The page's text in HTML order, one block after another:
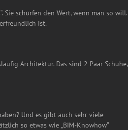
Sie schürfen den Wert, wenn man so will.
ist.
Architektur. Das sind 2 Paar Schuhe,
Und es gibt auch sehr viele
so etwas wie „BIM-Knowhow“